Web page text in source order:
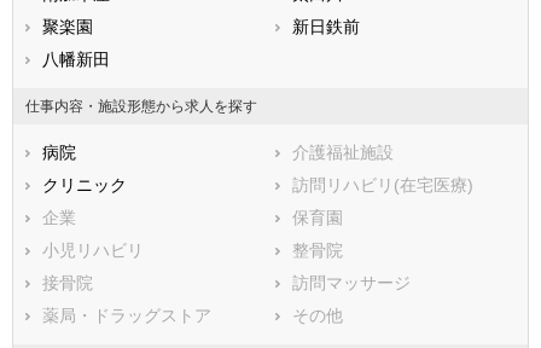
鹿児島県
名古屋市名東区
名古屋市天白区
市部
半田市
春日井市
豊川市
津島市
碧南市
刈谷市
豊田市
安城市
西尾市
蒲郡市
犬山市
常滑市
聚楽園
新日鉄前
八幡新田
仕事内容・施設形態から求人を探す
病院
介護福祉施設
クリニック
訪問リハビリ(在宅医療)
企業
保育園
小児リハビリ
整骨院
接骨院
訪問マッサージ
薬局・ドラッグストア
その他